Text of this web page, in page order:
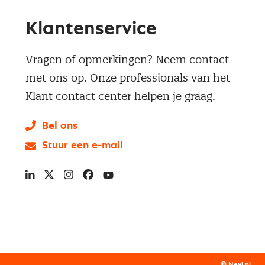
Klantenservice
Vragen of opmerkingen? Neem contact
met ons op. Onze professionals van het
Klant contact center helpen je graag.
Bel ons
Stuur een e-mail
LinkedIn
X Instagram
Facebook
YouTube